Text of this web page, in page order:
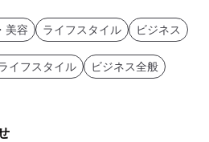
美容 ライフスタイル ビジネス
イフスタイル ビジネス全般